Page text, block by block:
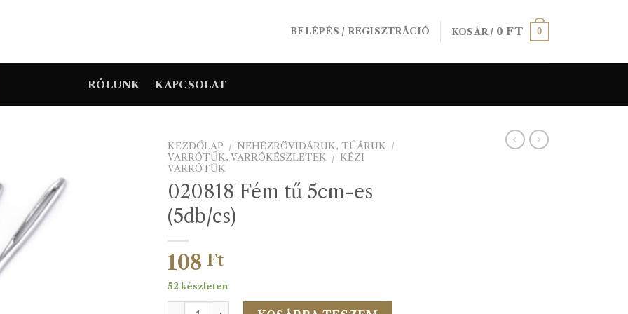
BELÉPÉS / REGISZTRÁCIÓ KOSÁR / 0FT 0
RÓLUNK KAPCSOLAT
KEZDŐLAP / NEHÉZRÖVIDÁRUK, TŰÁRUK /
VARRÓTŰK, VARRÓKÉSZLETEK / KÉZI
VARRÓTŰK
020818 Fém tű 5cm-es
(5db/cs)
108 Ft
52 készleten
020818 Fém tű 5cm-es (5db/cs) mennyiség